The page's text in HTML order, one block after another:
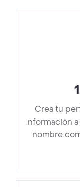
1
Crea tu
información
nombre